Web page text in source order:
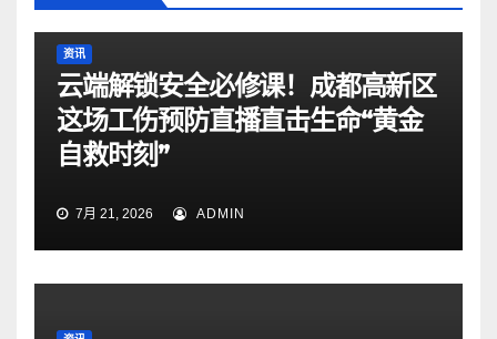
资讯
云端解锁安全必修课！成都高新区
这场工伤预防直播直击生命“黄金
自救时刻”
7月 21, 2026 ADMIN